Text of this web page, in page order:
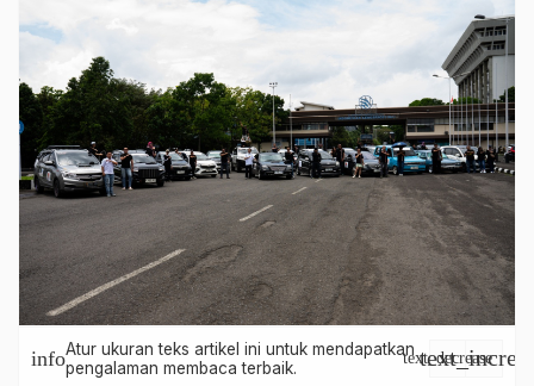
infoAtur ukuran teks artikel ini untuk mendapatkan
pengalaman membaca terbaik.
text_decrease